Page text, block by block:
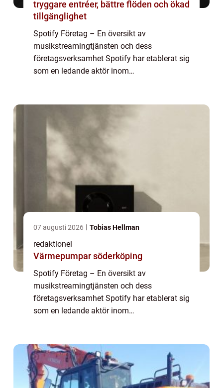
tryggare entréer, bättre flöden och ökad
tillgänglighet
Spotify Företag – En översikt av
musikstreamingtjänsten och dess
företagsverksamhet Spotify har etablerat sig
som en ledande aktör inom
07 augusti 2026 Tobias Hellman
redaktionel
Värmepumpar söderköping
Spotify Företag – En översikt av
musikstreamingtjänsten och dess
företagsverksamhet Spotify har etablerat sig
som en ledande aktör inom
artister. I den här art...